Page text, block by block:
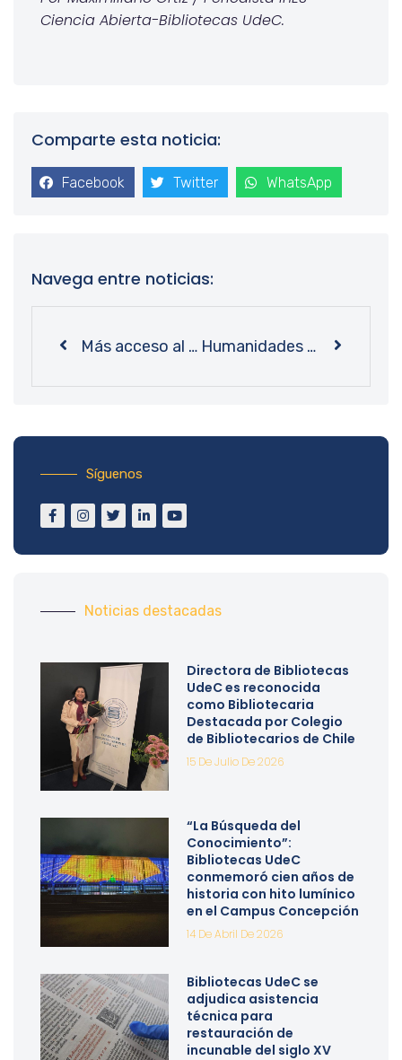
Ciencia Abierta-Bibliotecas UdeC.
Comparte esta noticia:
Facebook Twitter WhatsApp
Navega entre noticias:
Más acceso al conocimiento: personal de Bibliotecas UdeC se capacita en uso de marcadores braille Humanidades y Arte: la biblioteca que invita a un “viaje en el tiempo” a través de las letras
Síguenos
Noticias destacadas
Directora de Bibliotecas
UdeC es reconocida
como Bibliotecaria
Destacada por Colegio
de Bibliotecarios de Chile
15 De Julio De 2026
“La Búsqueda del
Conocimiento”:
Bibliotecas UdeC
conmemoró cien años de
historia con hito lumínico
en el Campus Concepción
14 De Abril De 2026
Bibliotecas UdeC se
adjudica asistencia
técnica para
restauración de
incunable del siglo XV